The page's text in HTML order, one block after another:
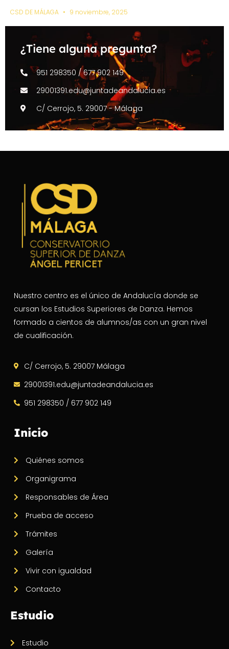
CSD DE MÁLAGA 9 noviembre, 2025
¿Tiene alguna pregunta?
951 298350 / 677 902 149
29001391.edu@juntadeandalucia.es
C/ Cerrojo, 5. 29007 - Málaga
Nuestro centro es el único de Andalucía donde se
cursan los Estudios Superiores de Danza. Hemos
formado a cientos de alumnos/as con un gran nivel
de cualificación.
C/ Cerrojo, 5. 29007 Málaga
29001391.edu@juntadeandalucia.es
951 298350 / 677 902 149
Inicio
Quiénes somos
Organigrama
Responsables de Área
Prueba de acceso
Trámites
Galería
Vivir con igualdad
Contacto
Estudio
Estudio